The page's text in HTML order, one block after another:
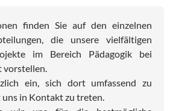
finden Sie auf den einzelnen
die unsere vielfältigen
im Bereich Pädagogik bei
vorstellen.
ein, sich dort umfassend zu
in Kontakt zu treten.